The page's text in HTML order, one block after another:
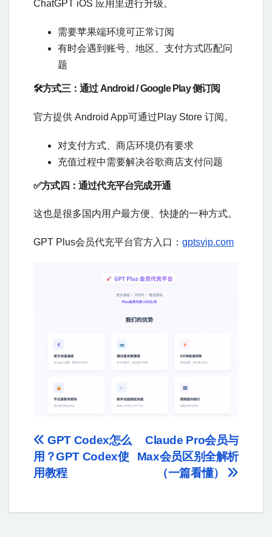
ChatGPT iOS 应用里进行升级。
需要苹果端环境可正常订阅
有时会遇到账号、地区、支付方式匹配问
题
🛠️方式三：通过 Android / Google Play 侧订阅
官方提供 Android App可通过Play Store 订阅。
对支付方式、商店环境仍有要求
充值过程中需要解决谷歌商店支付问题
✅方式四：通过代充平台完成开通
这也是很多国内用户最方便、快捷的一种方式。
GPT Plus会员代充平台官方入口： gptsvip.com
Claude Pro会员与
Max会员区别全解析
（一篇看懂）
GPT Codex怎么
用？GPT Codex使
用教程